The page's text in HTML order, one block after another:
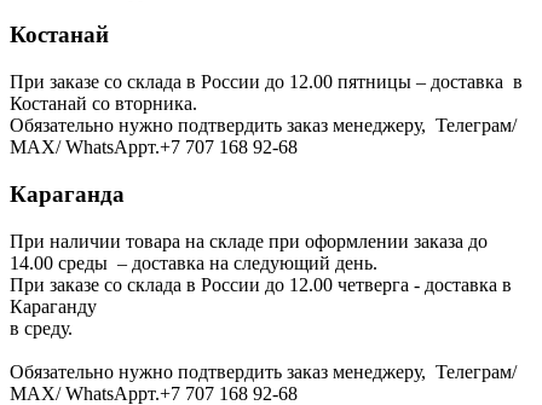
Костанай
При заказе со склада в России до 12.00 пятницы – доставка в
Костанай со вторника.
Обязательно нужно подтвердить заказ менеджеру, Телеграм/
МАХ/ WhatsAppт.+7 707 168 92-68
Караганда
При наличии товара на складе при оформлении заказа до
14.00 среды – доставка на следующий день.
При заказе со склада в России до 12.00 четверга - доставка в
Караганду
в среду.
Обязательно нужно подтвердить заказ менеджеру, Телеграм/
МАХ/ WhatsAppт.+7 707 168 92-68